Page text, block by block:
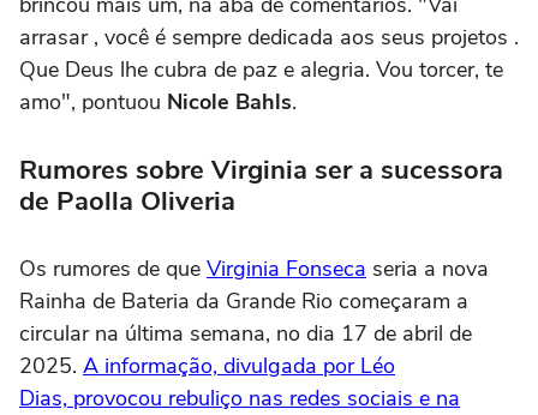
arrasar , você é sempre dedicada aos seus projetos .
Que Deus lhe cubra de paz e alegria. Vou torcer, te
amo", pontuou Nicole Bahls.
Rumores sobre Virginia ser a sucessora
de Paolla Oliveria
Os rumores de que Virginia Fonseca seria a nova
Rainha de Bateria da Grande Rio começaram a
circular na última semana, no dia 17 de abril de
2025. A informação, divulgada por Léo
Dias, provocou rebuliço nas redes sociais e na